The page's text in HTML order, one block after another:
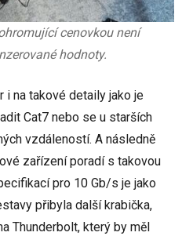
cenovkou není
hodnoty.
i na takové detaily jako je
Cat7 nebo se u starších
vzdáleností. A následně
zařízení poradí s takovou
pro 10 Gb/s je jako
přibyla další krabička,
Thunderbolt, který by měl